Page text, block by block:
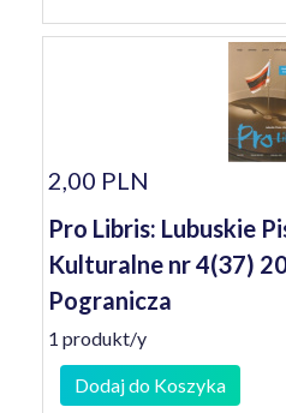
2,00 PLN
Pro Libris: Lubuskie
Kulturalne nr 4(37)
Pogranicza
1 produkt/y
Dodaj do Koszyka